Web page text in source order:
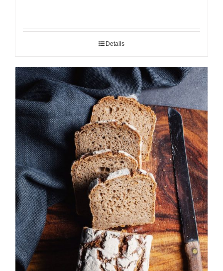
Details